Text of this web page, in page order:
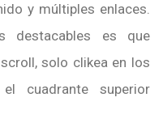
y múltiples enlaces.
destacables es que
solo clikea en los
cuadrante superior